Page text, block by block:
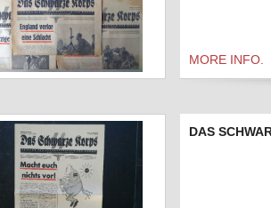
MORE INFO.
DAS